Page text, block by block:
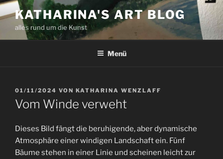
Zum
Inhalt
springen
KATHARINA'S ART BLOG
alles rund um die Kunst
Menü
VERÖFFENTLICHT
AM
01/11/2024 VON KATHARINA WENZLAFF
Vom Winde verweht
Dieses Bild fängt die beruhigende, aber dynamische
Atmosphäre einer windigen Landschaft ein. Fünf
Bäume stehen in einer Linie und scheinen leicht zur